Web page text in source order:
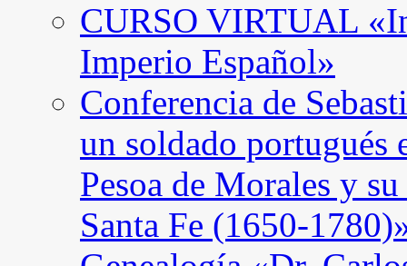
CURSO VIRTUAL
Imperio Español»
Conferencia de
un soldado portugués
Pesoa de Morales y
Santa Fe (1650-